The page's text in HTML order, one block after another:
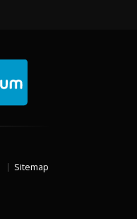
Sitemap